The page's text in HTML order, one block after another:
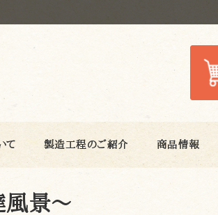
て 製造工程のご紹介 商品情報
景～